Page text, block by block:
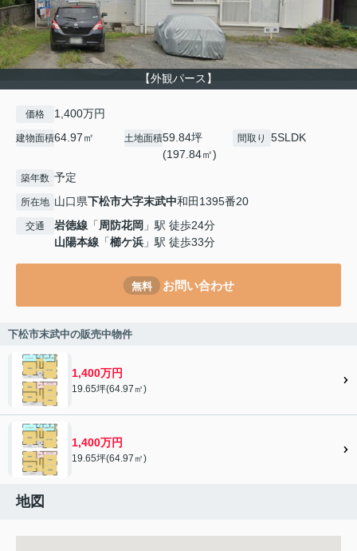
【外観パース】
価格 1,400万円
建物面積64.97㎡ 土地面積59.84坪
(197.84㎡)
間取り 5SLDK
築年数 予定
所在地 山口県下松市大字末武中和田1395番20
交通 岩徳線 「周防花岡 」駅 徒歩24分
山陽本線 「櫛ケ浜 」駅 徒歩33分
無料 お問い合わせ
下松市末武中の販売中物件
1,400万円
19.65坪(64.97㎡)
1,400万円
19.65坪(64.97㎡)
地図